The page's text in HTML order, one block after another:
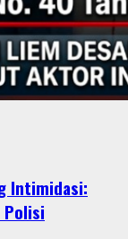
Intimidasi:
Polisi